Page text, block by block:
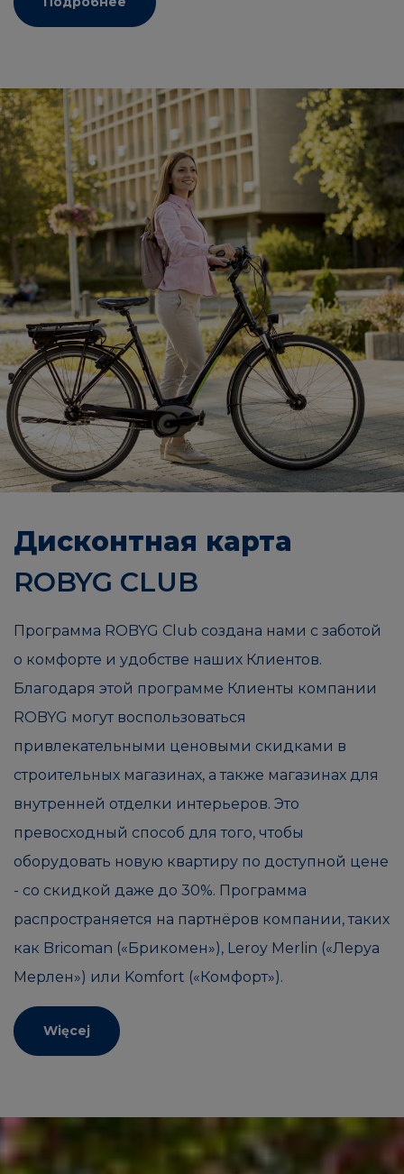
Дисконтная карта
ROBYG CLUB
Программа ROBYG Club создана нами с заботой
о комфорте и удобстве наших Клиентов.
Благодаря этой программе Клиенты компании
ROBYG могут воспользоваться
привлекательными ценовыми скидками в
строительных магазинах, а также магазинах для
внутренней отделки интерьеров. Это
превосходный способ для того, чтобы
оборудовать новую квартиру по доступной цене
- со скидкой даже до 30%. Программа
распространяется на партнёров компании, таких
как Bricoman («Брикомен»), Leroy Merlin («Леруа
Мерлен») или Komfort («Комфорт»).
Więcej